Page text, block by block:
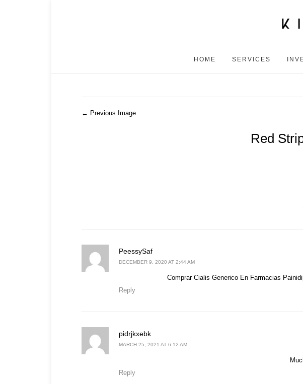
HOME SERVICES
← Previous Image
Red
PeessySaf
DECEMBER 9, 2020 AT 2:44 AM
Comprar Cialis Generico En Farmacias
Reply
pidrjkxebk
MARCH 25, 2021 AT 6:12 AM
Reply